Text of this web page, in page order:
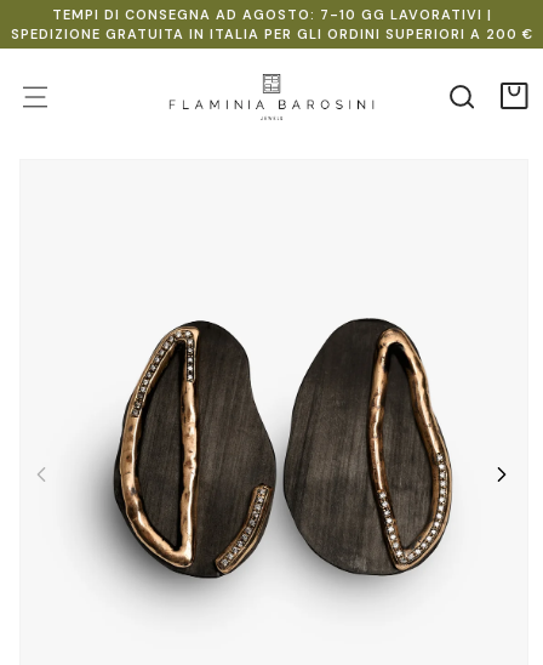
direttamente
ai contenuti
TEMPI DI CONSEGNA AD AGOSTO: 7-10 GG LAVORATIVI |
SPEDIZIONE GRATUITA IN ITALIA PER GLI ORDINI SUPERIORI A 200 €